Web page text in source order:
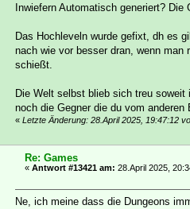
Inwiefern Automatisch generiert?
Das Hochleveln wurde gefixt, dh es
nach wie vor besser dran, wenn
schießt.
Die Welt selbst blieb sich treu
noch die Gegner die du vom
« Letzte Änderung: 28.April 2025, 19:47:12
Re: Games
« Antwort #13421 am: 28.April 2025,
Ne, ich meine dass die Dungeons